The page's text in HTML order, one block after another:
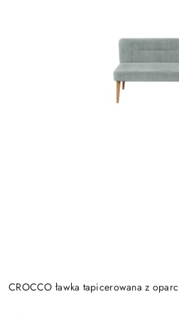
CROCCO ławka tapicerowana z